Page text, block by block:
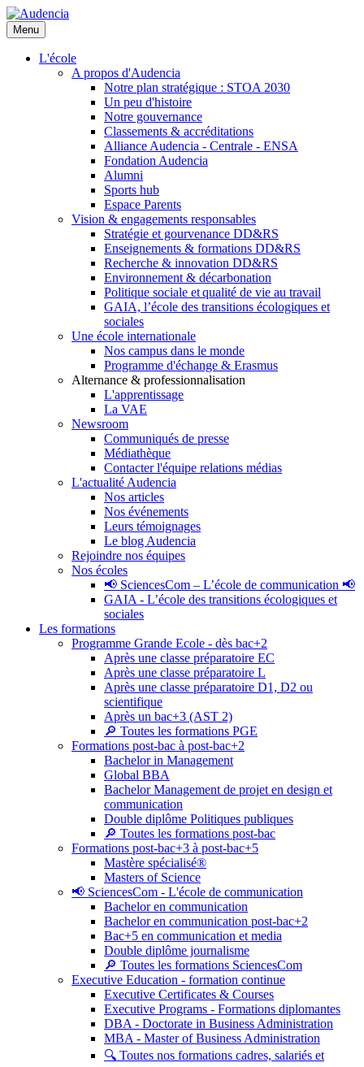
Aller
au
contenu
principal
Menu
L'école
A propos d'Audencia
Notre plan stratégique : STOA 2030
Un peu d'histoire
Notre gouvernance
Classements & accréditations
Alliance Audencia - Centrale - ENSA
Fondation Audencia
Alumni
Sports hub
Espace Parents
Vision & engagements responsables
Stratégie et gourvenance DD&RS
Enseignements & formations DD&RS
Recherche & innovation DD&RS
Environnement & décarbonation
Politique sociale et qualité de vie au travail
GAIA, l’école des transitions écologiques et
sociales
Une école internationale
Nos campus dans le monde
Programme d'échange & Erasmus
Alternance & professionnalisation
L'apprentissage
La VAE
Newsroom
Communiqués de presse
Médiathèque
Contacter l'équipe relations médias
L'actualité Audencia
Nos articles
Nos événements
Leurs témoignages
Le blog Audencia
Rejoindre nos équipes
Nos écoles
📢 SciencesCom – L’école de communication 📢
GAIA - L’école des transitions écologiques et
sociales
Les formations
Programme Grande Ecole - dès bac+2
Après une classe préparatoire EC
Après une classe préparatoire L
Après une classe préparatoire D1, D2 ou
scientifique
Après un bac+3 (AST 2)
🔎 Toutes les formations PGE
Formations post-bac à post-bac+2
Bachelor in Management
Global BBA
Bachelor Management de projet en design et
communication
Double diplôme Politiques publiques
🔎 Toutes les formations post-bac
Formations post-bac+3 à post-bac+5
Mastère spécialisé®
Masters of Science
📢 SciencesCom - L'école de communication
Bachelor en communication
Bachelor en communication post-bac+2
Bac+5 en communication et media
Double diplôme journalisme
🔎 Toutes les formations SciencesCom
Executive Education - formation continue
Executive Certificates & Courses
Executive Programs - Formations diplomantes
DBA - Doctorate in Business Administration
MBA - Master of Business Administration
🔍 Toutes nos formations cadres, salariés et